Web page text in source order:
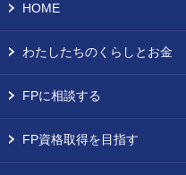
HOME
わたしたちのくらしとお金
FPに相談する
FP資格取得を目指す